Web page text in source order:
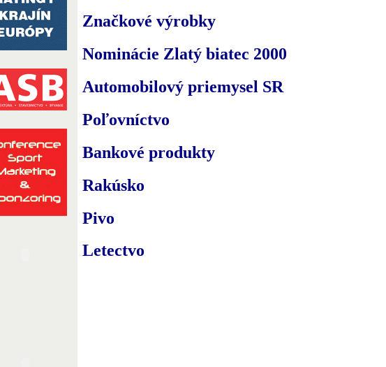
Značkové výrobky
Nominácie Zlatý biatec 2000
Automobilový priemysel SR
Poľovníctvo
Bankové produkty
Rakúsko
Pivo
Letectvo